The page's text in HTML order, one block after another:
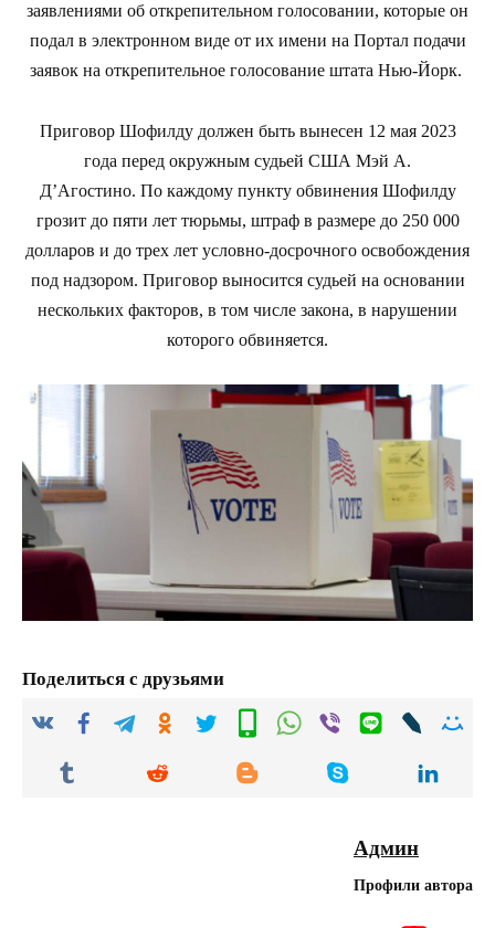
заявлениями об открепительном голосовании, которые он
подал в электронном виде от их имени на Портал подачи
заявок на открепительное голосование штата Нью-Йорк.
Приговор Шофилду должен быть вынесен 12 мая 2023
года перед окружным судьей США Мэй А.
Д’Агостино. По каждому пункту обвинения Шофилду
грозит до пяти лет тюрьмы, штраф в размере до 250 000
долларов и до трех лет условно-досрочного освобождения
под надзором. Приговор выносится судьей на основании
нескольких факторов, в том числе закона, в нарушении
которого обвиняется.
Поделиться с друзьями
Админ
Профили автора